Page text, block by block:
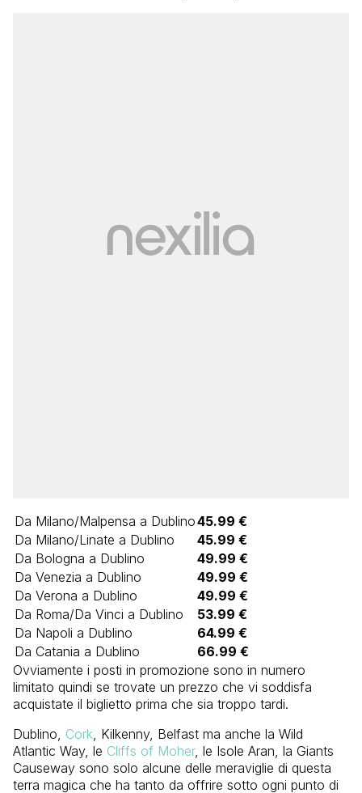
Da Milano/Malpensa a Dublino45.99 €
Da Milano/Linate a Dublino
45.99 €
Da Bologna a Dublino
49.99 €
Da Venezia a Dublino
49.99 €
Da Verona a Dublino
49.99 €
Da Roma/Da Vinci a Dublino
53.99 €
Da Napoli a Dublino
64.99 €
Da Catania a Dublino
66.99 €
Ovviamente i posti in promozione sono in numero
limitato quindi se trovate un prezzo che vi soddisfa
acquistate il biglietto prima che sia troppo tardi.
Dublino, Cork , Kilkenny, Belfast ma anche la Wild
Atlantic Way, le Cliffs of Moher, le Isole Aran, la Giants
Causeway sono solo alcune delle meraviglie di questa
terra magica che ha tanto da offrire sotto ogni punto di